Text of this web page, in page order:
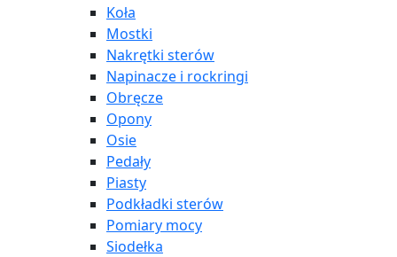
Koła
Mostki
Nakrętki sterów
Napinacze i rockringi
Obręcze
Opony
Osie
Pedały
Piasty
Podkładki sterów
Pomiary mocy
Siodełka